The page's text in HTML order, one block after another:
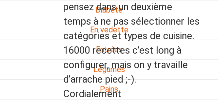
Diabete
En vedette
Entrées
Légumes
Pains
pensez dans un deuxième
temps à ne pas sélectionner les
catégories et types de cuisine.
16000 recettes c’est long à
configurer, mais on y travaille
d’arrache pied ;-).
Cordialement